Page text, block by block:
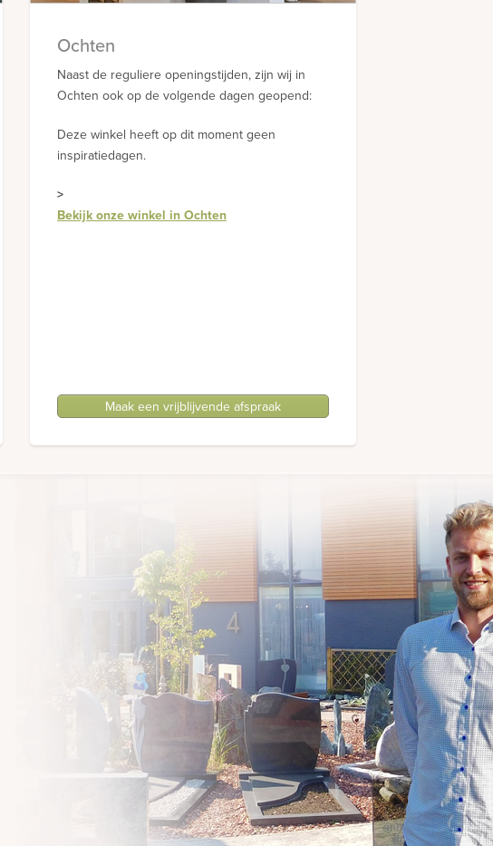
Ochten
Naast de reguliere openingstijden, zijn wij in
Ochten ook op de volgende dagen geopend:
Deze winkel heeft op dit moment geen
inspiratiedagen.
>
Bekijk onze winkel in Ochten
Maak een vrijblijvende afspraak